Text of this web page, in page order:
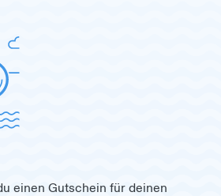
einen Gutschein für deinen